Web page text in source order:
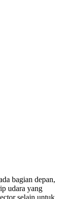
bagian depan,
udara yang
selain untuk